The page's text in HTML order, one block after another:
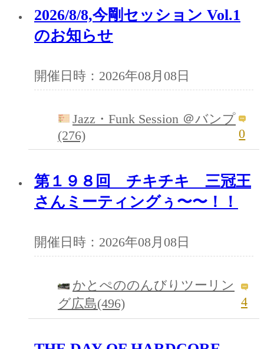
2026/8/8,今剛セッション Vol.1
のお知らせ
開催日時：2026年08月08日
Jazz・Funk Session ＠バンプ
(276)
0
第１９８回 チキチキ 三冠王
さんミーティングぅ〜〜！！
開催日時：2026年08月08日
かとぺののんびりツーリン
グ広島(496)
4